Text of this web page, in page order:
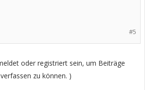
#5
oder registriert sein, um Beiträge
verfassen zu können. )